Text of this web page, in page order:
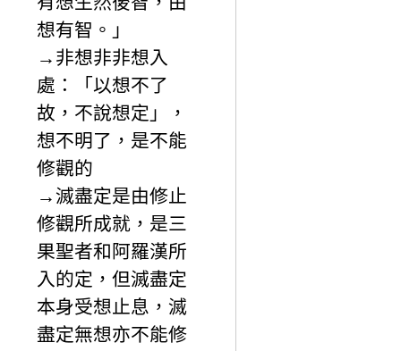
想有智。」
→非想非非想入
處：「以想不了
故，不說想定」，
想不明了，是不能
修觀的
→滅盡定是由修止
修觀所成就，是三
果聖者和阿羅漢所
入的定，但滅盡定
本身受想止息，滅
盡定無想亦不能修